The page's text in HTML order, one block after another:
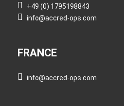
+49 (0) 1795198843
info@accred-ops.com
FRANCE
info@accred-ops.com